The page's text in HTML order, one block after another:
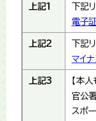
上記1
下記
電子
上記2
下記
マイ
上記3
【本
官公
スポー